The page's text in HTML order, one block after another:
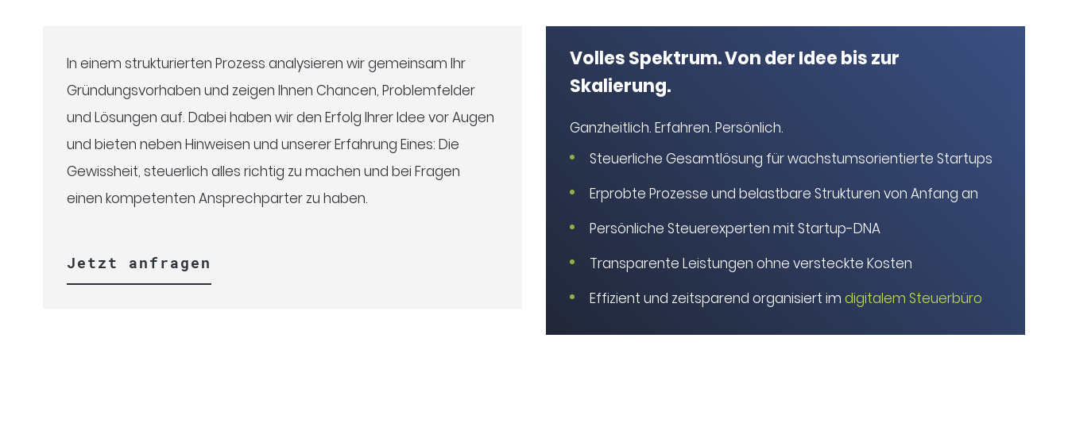
In einem strukturierten Prozess analysieren wir gemeinsam Ihr
Gründungsvorhaben und zeigen Ihnen Chancen, Problemfelder
und Lösungen auf. Dabei haben wir den Erfolg Ihrer Idee vor Augen
und bieten neben Hinweisen und unserer Erfahrung Eines: Die
Gewissheit, steuerlich alles richtig zu machen und bei Fragen
einen kompetenten Ansprechparter zu haben.
Jetzt anfragen
Volles Spektrum. Von der Idee bis zur
Skalierung.
Ganzheitlich. Erfahren. Persönlich.
Steuerliche Gesamtlösung für wachstumsorientierte Startups
Erprobte Prozesse und belastbare Strukturen von Anfang an
Persönliche Steuerexperten mit Startup-DNA
Transparente Leistungen ohne versteckte Kosten
Effizient und zeitsparend organisiert imdigitalem Steuerbüro